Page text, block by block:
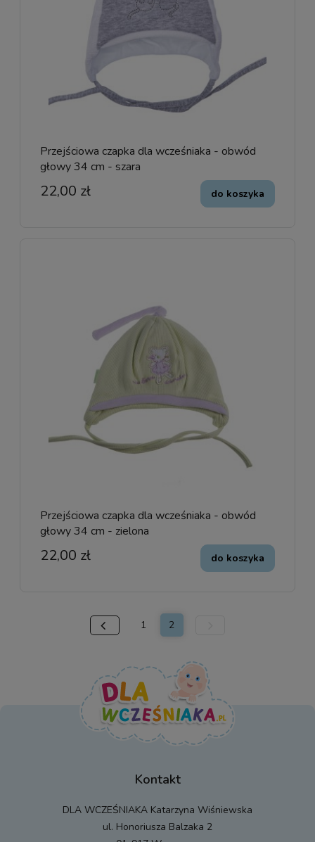
Przejściowa czapka dla wcześniaka - obwód
głowy 34 cm - szara
22,00 zł do koszyka
Przejściowa czapka dla wcześniaka - obwód
głowy 34 cm - zielona
22,00 zł do koszyka
1 2
Kontakt
DLA WCZEŚNIAKA Katarzyna Wiśniewska
ul. Honoriusza Balzaka 2